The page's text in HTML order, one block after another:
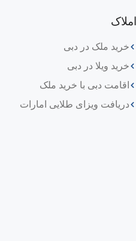
املاک
خرید ملک در دبی
خرید ویلا در دبی
اقامت دبی با خرید ملک
دریافت ویزای طلایی امارات